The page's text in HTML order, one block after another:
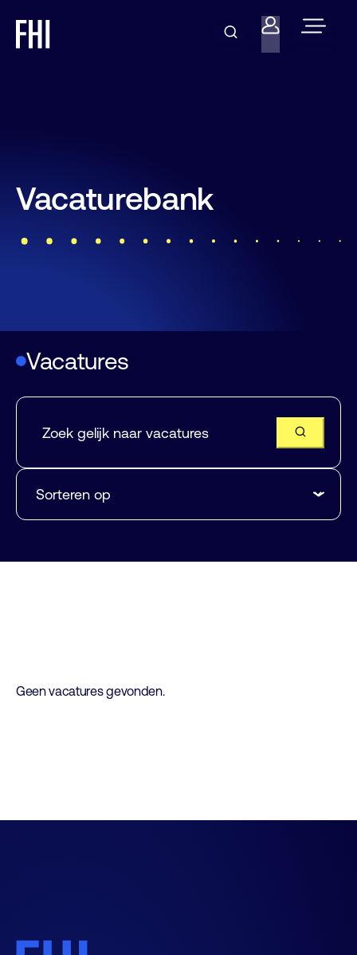
Vacaturebank
Vacatures
Geen vacatures gevonden.